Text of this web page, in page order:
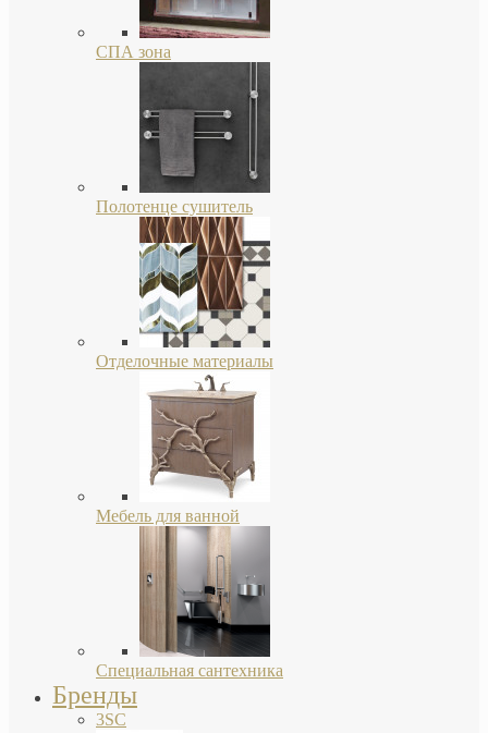
СПА зона
Полотенце сушитель
Отделочные материалы
Мебель для ванной
Специальная сантехника
Бренды
3SC